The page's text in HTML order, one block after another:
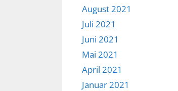
August 2021
Juli 2021
Juni 2021
Mai 2021
April 2021
Januar 2021